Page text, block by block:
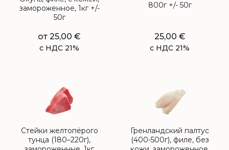
замороженное, 1кг +/-
50г
от 25,00 €
с НДС 21%
800г +/- 50г
25,00 €
с НДС 21%
Стейки желтопёрого
тунца (180–220г),
Гренландский палтус
(400-500г), филе, без